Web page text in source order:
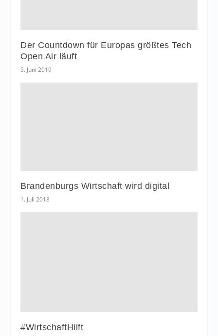
Der Countdown für Europas größtes Tech
Open Air läuft
5. Juni 2019
Brandenburgs Wirtschaft wird digital
1. Juli 2018
#WirtschaftHilft